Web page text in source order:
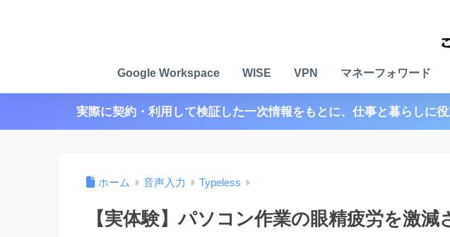
Google Workspace WISE VPN マネーフォワード
実際に契約・利用して検証した一次情報をもとに、仕事と暮らしに
ホーム 音声入力 Typeless
【実体験】パソコン作業の眼精疲労を激減